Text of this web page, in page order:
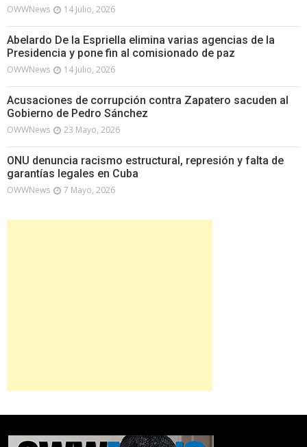
OWWNews 14 Julio, 2026
Abelardo De la Espriella elimina varias agencias de la
Presidencia y pone fin al comisionado de paz
OWWNews 14 Julio, 2026
Acusaciones de corrupción contra Zapatero sacuden al
Gobierno de Pedro Sánchez
OWWNews 23 Mayo, 2026
ONU denuncia racismo estructural, represión y falta de
garantías legales en Cuba
OWWNews 7 Mayo, 2026